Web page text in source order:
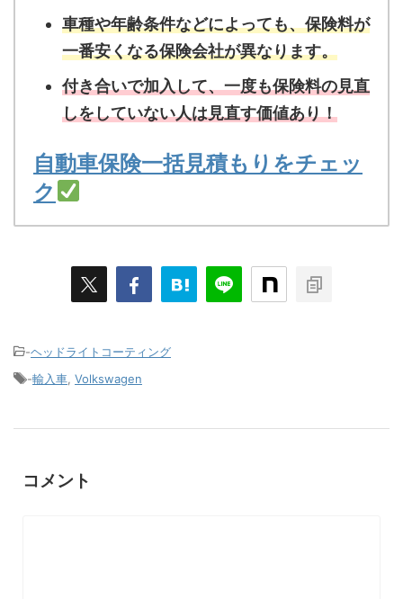
車種や年齢条件などによっても、保険料が
一番安くなる保険会社が異なります。
付き合いで加入して、一度も保険料の見直
しをしていない人は見直す価値あり！
自動車保険一括見積もりをチェッ
ク
-ヘッドライトコーティング
-輸入車 Volkswagen
コメント